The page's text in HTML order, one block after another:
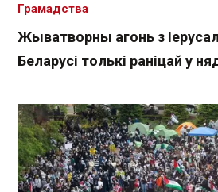
Жыватворны агонь з
Беларусі толькі раніцай у
Грамадства